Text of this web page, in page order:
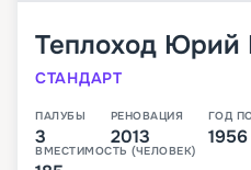
Теплоход Юрий
СТАНДАРТ
ПАЛУБЫ
3
РЕНОВАЦИЯ
2013
ГОД
1956
ВМЕСТИМОСТЬ (ЧЕЛОВЕК)